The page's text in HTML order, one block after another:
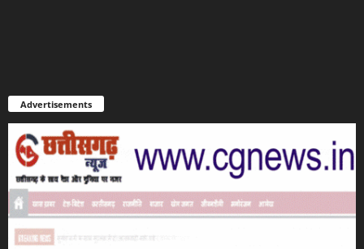
Advertisements